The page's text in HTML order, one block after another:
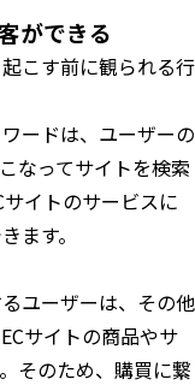
ができる
こす前に観られる行
ードは、ユーザーの
なってサイトを検索
イトのサービスに
ます。
ユーザーは、その他
サイトの商品やサ
そのため、購買に繋